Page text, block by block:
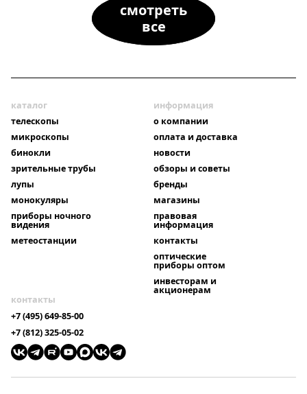
смотреть
все
каталог
телескопы
микроскопы
бинокли
зрительные трубы
лупы
монокуляры
приборы ночного
видения
метеостанции
информация
о компании
оплата и доставка
новости
обзоры и советы
бренды
магазины
правовая
информация
контакты
оптические
приборы оптом
инвесторам и
акционерам
контакты
+7 (495) 649-85-00
+7 (812) 325-05-02